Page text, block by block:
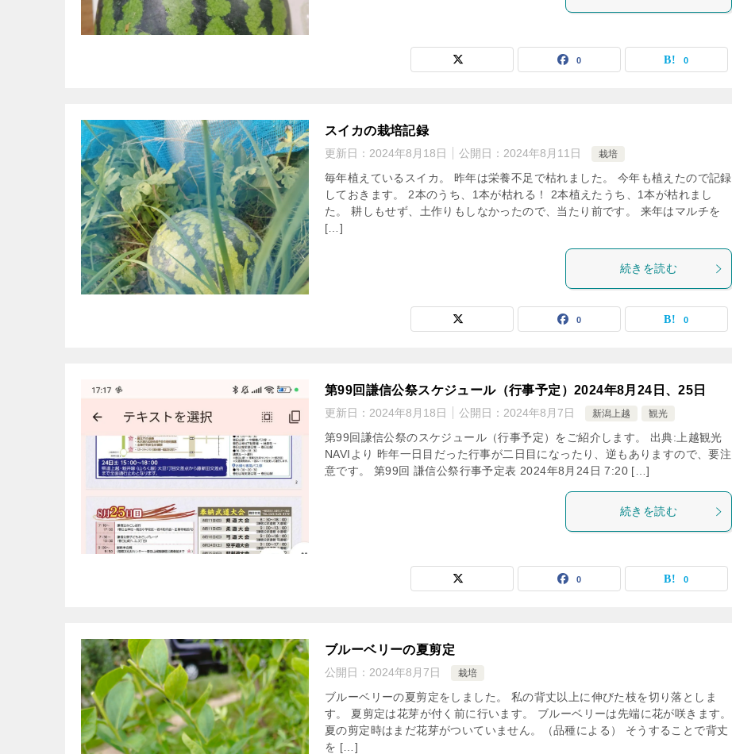
0 0
スイカの栽培記録
更新日： 2024年8月18日 公開日： 2024年8月11日 栽培
毎年植えているスイカ。 昨年は栄養不足で枯れました。 今年も植えたので記録
しておきます。 2本のうち、1本が枯れる！ 2本植えたうち、1本が枯れまし
た。 耕しもせず、土作りもしなかったので、当たり前です。 来年はマルチを
[…]
続きを読む
0 0
第99回謙信公祭スケジュール（行事予定）2024年8月24日、25日
更新日： 2024年8月18日 公開日： 2024年8月7日 新潟上越 観光
第99回謙信公祭のスケジュール（行事予定）をご紹介します。 出典:上越観光
NAVIより 昨年一日目だった行事が二日目になったり、逆もありますので、要注
意です。 第99回 謙信公祭行事予定表 2024年8月24日 7:20 […]
続きを読む
0 0
ブルーベリーの夏剪定
公開日： 2024年8月7日 栽培
ブルーベリーの夏剪定をしました。 私の背丈以上に伸びた枝を切り落としま
す。 夏剪定は花芽が付く前に行います。 ブルーベリーは先端に花が咲きます。
夏の剪定時はまだ花芽がついていません。（品種による） そうすることで背丈
を […]